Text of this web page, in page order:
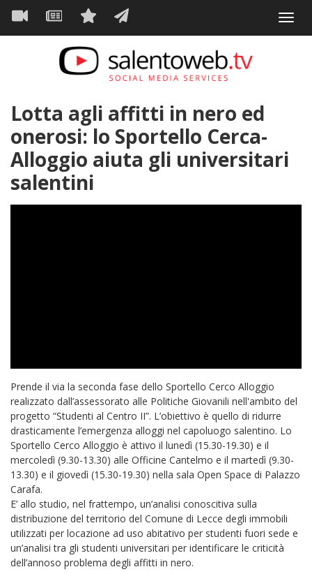
Salta
contenuto
Navigazione
principale
Lotta agli affitti in nero ed
onerosi: lo Sportello Cerca-
Alloggio aiuta gli universitari
salentini
Prende il via la seconda fase dello Sportello Cerco Alloggio
realizzato dall’assessorato alle Politiche Giovanili nell'ambito del
progetto “Studenti al Centro II”. L’obiettivo è quello di ridurre
drasticamente l’emergenza alloggi nel capoluogo salentino. Lo
Sportello Cerco Alloggio è attivo il lunedì (15.30-19.30) e il
mercoledì (9.30-13.30) alle Officine Cantelmo e il martedì (9.30-
13.30) e il giovedì (15.30-19.30) nella sala Open Space di Palazzo
Carafa.
E’ allo studio, nel frattempo, un’analisi conoscitiva sulla
distribuzione del territorio del Comune di Lecce degli immobili
utilizzati per locazione ad uso abitativo per studenti fuori sede e
un’analisi tra gli studenti universitari per identificare le criticità
dell’annoso problema degli affitti in nero.